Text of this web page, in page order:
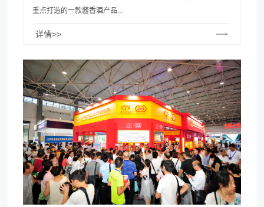
重点打造的一款酱香酒产品...
详情>>